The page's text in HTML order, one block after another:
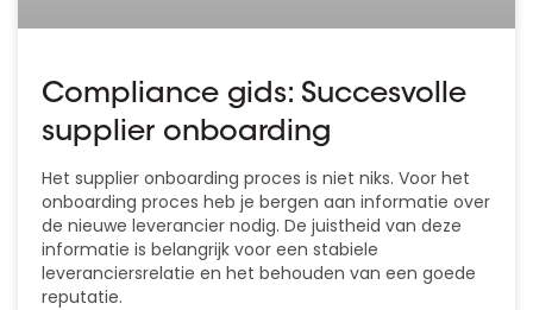
Compliance gids: Succesvolle
supplier onboarding
Het supplier onboarding proces is niet niks. Voor het
onboarding proces heb je bergen aan informatie over
de nieuwe leverancier nodig. De juistheid van deze
informatie is belangrijk voor een stabiele
leveranciersrelatie en het behouden van een goede
reputatie.